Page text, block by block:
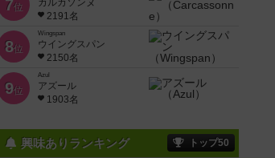
7位
カルカソンヌ
2191名
8位
Wingspan
ウイングスパン
2150名
9位
Azul
アズール
1903名
興味ありランキング トップ50